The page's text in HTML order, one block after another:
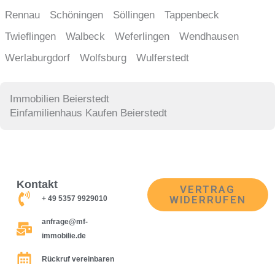
Rennau
Schöningen Söllingen
Tappenbeck
Twieflingen
Walbeck Weferlingen
Wendhausen
Werlaburgdorf
Wolfsburg Wulferstedt
Immobilien Beierstedt
Einfamilienhaus Kaufen Beierstedt
Kontakt
+ 49 5357 9929010
anfrage@mf-
immobilie.de
Rückruf vereinbaren
VERTRAG
WIDERRUFEN